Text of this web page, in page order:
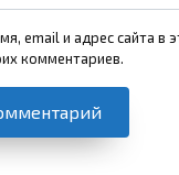
email и адрес сайта в
комментариев.